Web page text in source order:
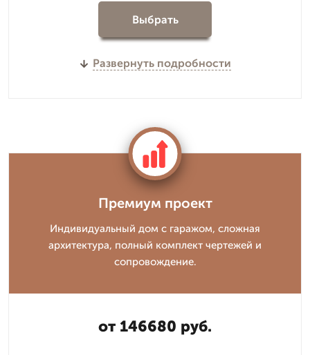
Выбрать
Развернуть подробности
Премиум проект
Индивидуальный дом с гаражом, сложная
архитектура, полный комплект чертежей и
сопровождение.
от 146680 руб.